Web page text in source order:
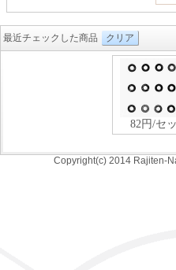
最近チェックした商品 クリア
Copyright(c) 2014 Rajiten-